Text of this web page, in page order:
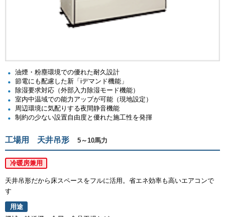
油煙・粉塵環境での優れた耐久設計
節電にも配慮した新「iデマンド機能」
除湿要求対応（外部入力除湿モード機能）
室内中温域での能力アップが可能（現地設定）
周辺環境に気配りする夜間静音機能
制約の少ない設置自由度と優れた施工性を発揮
工場用 天井吊形 5～10馬力
冷暖房兼用
天井吊形だから床スペースをフルに活用。省エネ効率も高いエアコンで
す
用途